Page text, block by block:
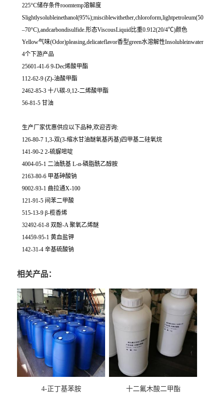
225°C储存条件roomtemp溶解度
Slightlysolubleinethanol(95%);misciblewithether,chloroform,lightpetroleum(50
–70°C),andcarbondisulfide.形态ViscousLiquid比重0.912(20/4℃)颜色
Yellow气味(Odor)pleasing,delicateflavor香型green水溶解性Insolubleinwater
4个下游产品
25601-41-6 9-Dec烯酸甲酯
112-62-9 (Z)-油酸甲酯
2462-85-3 十八碳-9,12-二烯酸甲酯
56-81-5 甘油
生产厂家优惠供应以下品种,欢迎咨询:
126-80-7 1,3-双(3-缩水甘油醚氧基丙基)四甲基二硅氧烷
141-90-2 2-硫脲嘧啶
4004-05-1 二油酰基 L-α-磷脂酰乙醇胺
2163-80-6 甲基砷酸钠
9002-93-1 曲拉通X-100
121-91-5 间苯二甲酸
515-13-9 β-榄香烯
32492-61-8 双酚-A 聚氧乙烯醚
14459-95-1 黄血盐钾
142-31-4 辛基硫酸钠
相关产品：
4-正丁基苯胺 十二氟木酸二甲酯